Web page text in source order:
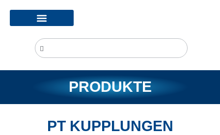
PRODUKTE
PT KUPPLUNGEN